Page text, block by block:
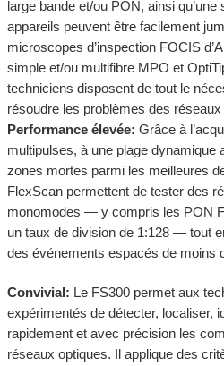
large bande et/ou PON, ainsi
appareils peuvent être facilement
microscopes d’inspection FOCIS
simple et/ou multifibre MPO et
techniciens disposent de tout le
résoudre les problèmes des réseaux
Performance élevée: Grâce à
multipulses, à une plage dynamique
zones mortes parmi les meilleures
FlexScan permettent de tester des
monomodes — y compris les PON
un taux de division de 1:128 — tout
des événements espacés de moins
Convivial: Le FS300 permet aux
expérimentés de détecter, localiser,
rapidement et avec précision les
réseaux optiques. Il applique des